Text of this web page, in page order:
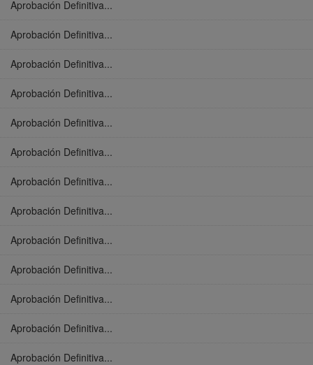
Aprobación Definitiva...
Aprobación Definitiva...
Aprobación Definitiva...
Aprobación Definitiva...
Aprobación Definitiva...
Aprobación Definitiva...
Aprobación Definitiva...
Aprobación Definitiva...
Aprobación Definitiva...
Aprobación Definitiva...
Aprobación Definitiva...
Aprobación Definitiva...
Aprobación Definitiva...